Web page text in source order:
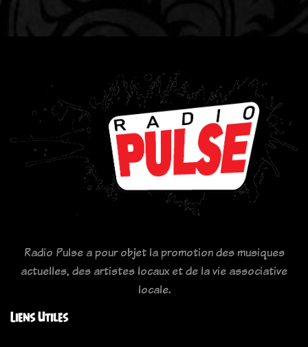
Radio Pulse a pour objet la promotion des musiques
actuelles, des artistes locaux et de la vie associative
locale.
Liens Utiles